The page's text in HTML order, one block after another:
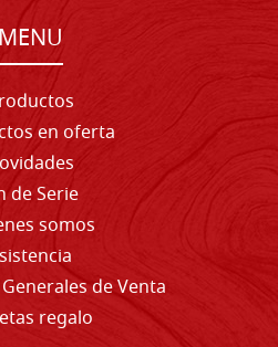
MENU
en oferta
de Serie
somos
de Venta
regalo